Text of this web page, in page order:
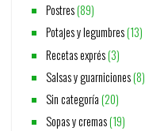
Postres(89)
Potajes y legumbres(13)
Recetas exprés(3)
Salsas y guarniciones(8)
Sin categoría(20)
Sopas y cremas(19)